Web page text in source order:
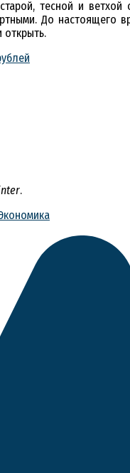
тесной и
До
открыть.
.